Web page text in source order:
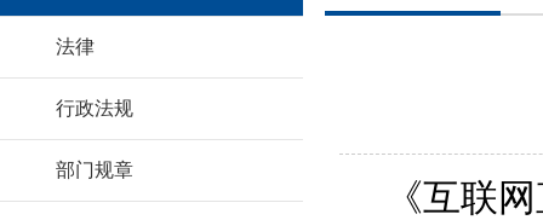
法律
行政法规
部门规章
《互联